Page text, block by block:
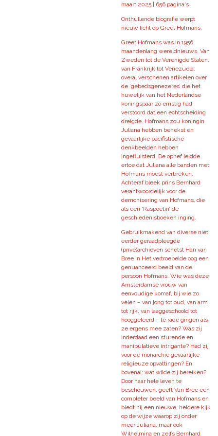
maart 2025 | 656 pagina's
Onthullende biografie werpt
nieuw licht op Greet Hofmans.
Greet Hofmans was in 1956
maandenlang wereldnieuws. Van
Zweden tot de Verenigde Staten,
van Frankrijk tot Venezuela:
overal verschenen artikelen over
de ‘gebedsgenezeres’ die het
huwelijk van het Nederlandse
koningspaar zo ernstig had
verstoord dat een echtscheiding
dreigde. Hofmans zou koningin
Juliana hebben behekst en
gevaarlijke pacifistische
denkbeelden hebben
ingefluisterd. De ophef leidde
ertoe dat Juliana alle banden met
Hofmans moest verbreken.
Achteraf bleek prins Bernhard
verantwoordelijk voor de
demonisering van Hofmans, die
als een ‘Raspoetin’ de
geschiedenisboeken inging.
Gebruikmakend van diverse niet
eerder geraadpleegde
(privé)archieven schetst Han van
Bree in Het vertroebelde oog een
genuanceerd beeld van de
persoon Hofmans. Wie was deze
Amsterdamse vrouw van
eenvoudige komaf, bij wie zo
velen – van jong tot oud, van arm
tot rijk, van laaggeschoold tot
hooggeleerd – te rade gingen als
ze ergens mee zaten? Was zij
inderdaad een sturende en
manipulatieve intrigante? Had zij
voor de monarchie gevaarlijke
religieuze opvattingen? En
bovenal: wat wilde zij bereiken?
Door haar hele leven te
beschouwen, geeft Van Bree een
completer beeld van Hofmans en
biedt hij een nieuwe, heldere kijk
op de wijze waarop zij onder
meer Juliana, maar ook
Wilhelmina en zelfs Bernhard